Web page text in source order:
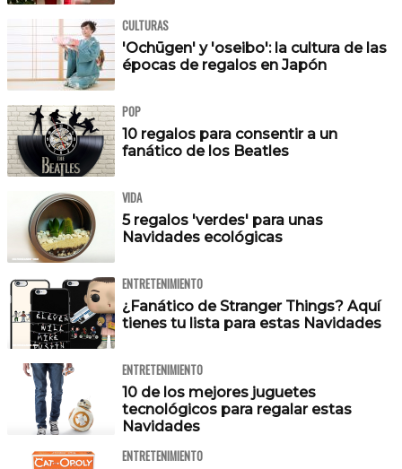
CULTURAS
'Ochūgen' y 'oseibo': la cultura de las
épocas de regalos en Japón
POP
10 regalos para consentir a un
fanático de los Beatles
VIDA
5 regalos 'verdes' para unas
Navidades ecológicas
ENTRETENIMIENTO
¿Fanático de Stranger Things? Aquí
tienes tu lista para estas Navidades
ENTRETENIMIENTO
10 de los mejores juguetes
tecnológicos para regalar estas
Navidades
ENTRETENIMIENTO